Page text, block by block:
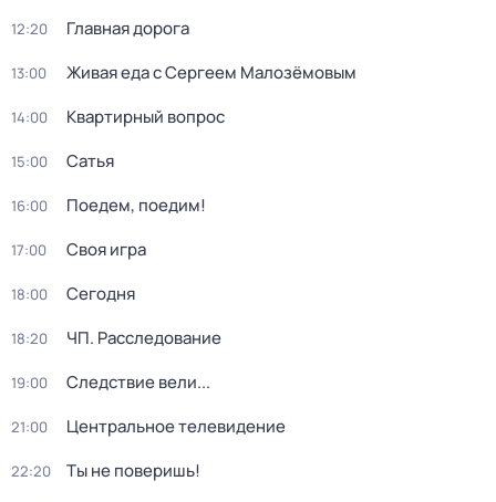
12:20 Главная дорога
13:00 Живая еда с Сергеем Малозёмовым
14:00 Квартирный вопрос
15:00 Сатья
16:00 Поедем, поедим!
17:00 Своя игра
18:00 Сегодня
18:20 ЧП. Расследование
19:00 Следствие вели...
21:00 Центральное телевидение
22:20 Ты не поверишь!